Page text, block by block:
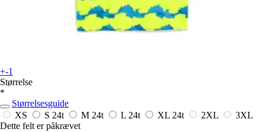
+-1
Størrelse
*
Størrelsesguide
XS
S 24t M 24t L 24t XL 24t 2XL
3XL
Dette felt er påkrævet